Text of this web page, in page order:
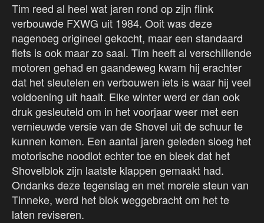
Tim reed al heel wat jaren rond op zijn flink
verbouwde FXWG uit 1984. Ooit was deze
nagenoeg origineel gekocht, maar een standaard
fiets is ook maar zo saai. Tim heeft al verschillende
motoren gehad en gaandeweg kwam hij erachter
dat het sleutelen en verbouwen iets is waar hij veel
voldoening uit haalt. Elke winter werd er dan ook
druk gesleuteld om in het voorjaar weer met een
vernieuwde versie van de Shovel uit de schuur te
kunnen komen. Een aantal jaren geleden sloeg het
motorische noodlot echter toe en bleek dat het
Shovelblok zijn laatste klappen gemaakt had.
Ondanks deze tegenslag en met morele steun van
Tinneke, werd het blok weggebracht om het te
laten reviseren.